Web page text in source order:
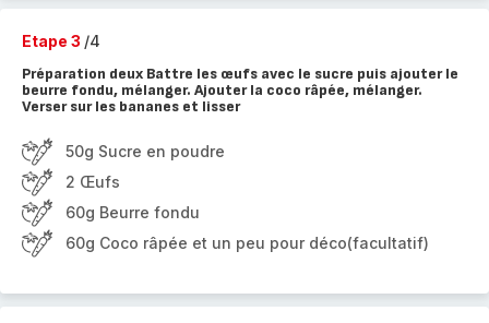
Etape 3 /4
Préparation deux Battre les œufs avec le sucre puis ajouter le
beurre fondu, mélanger. Ajouter la coco râpée, mélanger.
Verser sur les bananes et lisser
50g Sucre en poudre
2 Œufs
60g Beurre fondu
60g Coco râpée et un peu pour déco(facultatif)